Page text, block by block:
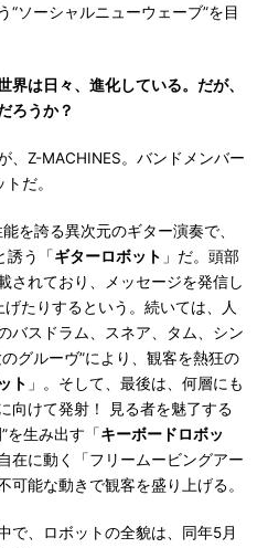
“ソーシャルニューウェーブ”を目
は日々、進化している。だが、
ろうか？
Z-MACHINES。バンドメンバー
だ。
を誇る異次元のギター演奏で、
誘う「ギターロボット 」だ。頭部
されており、メッセージを発信し
たりするという。続いては、人
バスドラム、スネア、タム、シン
グルーヴ”により、観客を熱狂の
ト 」。そして、最後は、何層にも
向けて発射！ 見る者を魅了する
を生み出す「キーボードロボッ
在に動く「フリームービングアー
可能な動きで観客を盛り上げる。
で、ロボットの全貌は、同年5月